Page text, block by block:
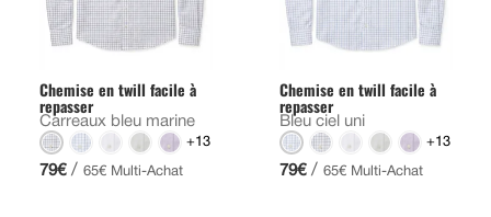
Chemise en twill facile à
repasser
Carreaux bleu marine
+13
79€ / 65€ Multi-Achat
Chemise en twill facile à
repasser
Bleu ciel uni
+13
79€ / 65€ Multi-Achat